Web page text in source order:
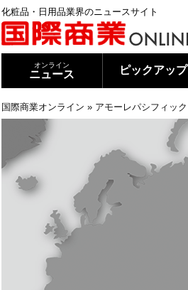
化粧品・日用品業界のニュースサイト
オンライン
ニュース ピックアップ
国際商業オンライン » アモーレパシフィック